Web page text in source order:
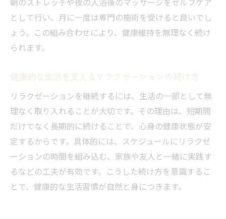
として行い、月に一度は専門の施術を受けると良いでし
ょう。この組み合わせにより、健康維持を無理なく続け
られます。
健康的な生活を支えるリラクゼーションの続け方
リラクゼーションを継続するには、生活の一部として無
理なく取り入れることが大切です。その理由は、短期間
だけでなく長期的に続けることで、心身の健康状態が安
定するからです。具体的には、スケジュールにリラクゼ
ーションの時間を組み込む、家族や友人と一緒に実践す
るなどの工夫が有効です。こうした続け方を意識するこ
とで、健康的な生活習慣が自然と身につきます。